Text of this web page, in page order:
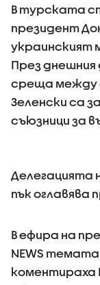
В турската
президент
украинският
През днешния
среща между
Зеленски са
съюзници за
Делегацията
пък оглавява
В ефира на
NEWS
коментираха